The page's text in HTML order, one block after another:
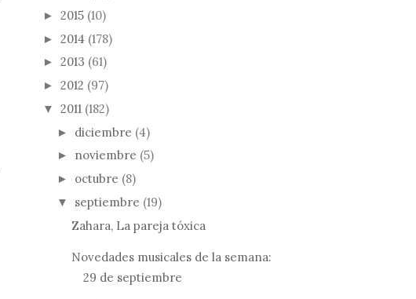
► 2015 (10)
► 2014 (178)
► 2013 (61)
► 2012 (97)
▼ 2011 (182)
► diciembre (4)
► noviembre (5)
► octubre (8)
▼ septiembre (19)
Zahara, La pareja tóxica
Novedades musicales de la semana:
29 de septiembre